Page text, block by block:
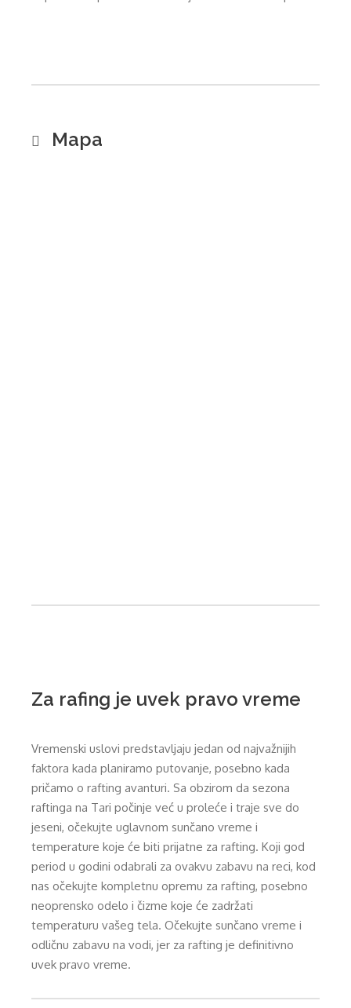
Mapa
Za rafing je uvek pravo vreme
Vremenski uslovi predstavljaju jedan od najvažnijih
faktora kada planiramo putovanje, posebno kada
pričamo o rafting avanturi. Sa obzirom da sezona
raftinga na Tari počinje već u proleće i traje sve do
jeseni, očekujte uglavnom sunčano vreme i
temperature koje će biti prijatne za rafting. Koji god
period u godini odabrali za ovakvu zabavu na reci, kod
nas očekujte kompletnu opremu za rafting, posebno
neoprensko odelo i čizme koje će zadržati
temperaturu vašeg tela. Očekujte sunčano vreme i
odličnu zabavu na vodi, jer za rafting je definitivno
uvek pravo vreme.